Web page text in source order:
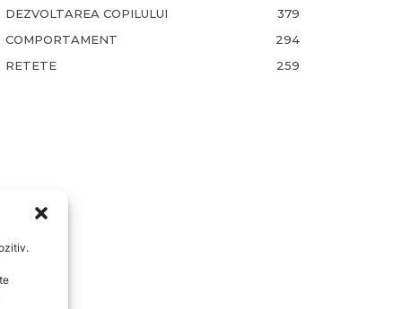
DEZVOLTAREA COPILULUI
379
COMPORTAMENT
294
RETETE
259